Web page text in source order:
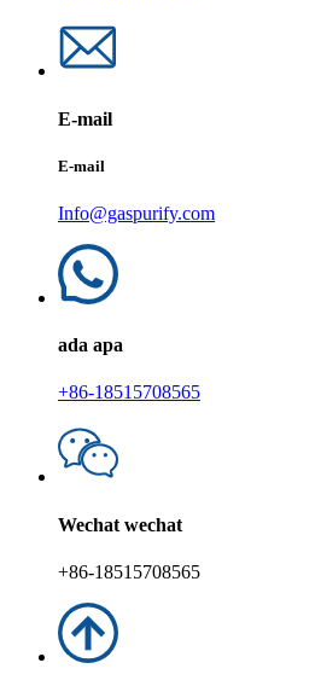
E-mail
E-mail
Info@gaspurify.com
ada apa
+86-18515708565
Wechat wechat
+86-18515708565